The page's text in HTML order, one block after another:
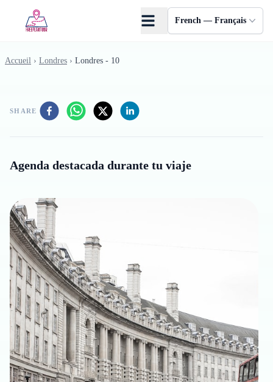
French — Français
Accueil › Londres › Londres - 10
SHARE
Agenda destacada durante tu viaje